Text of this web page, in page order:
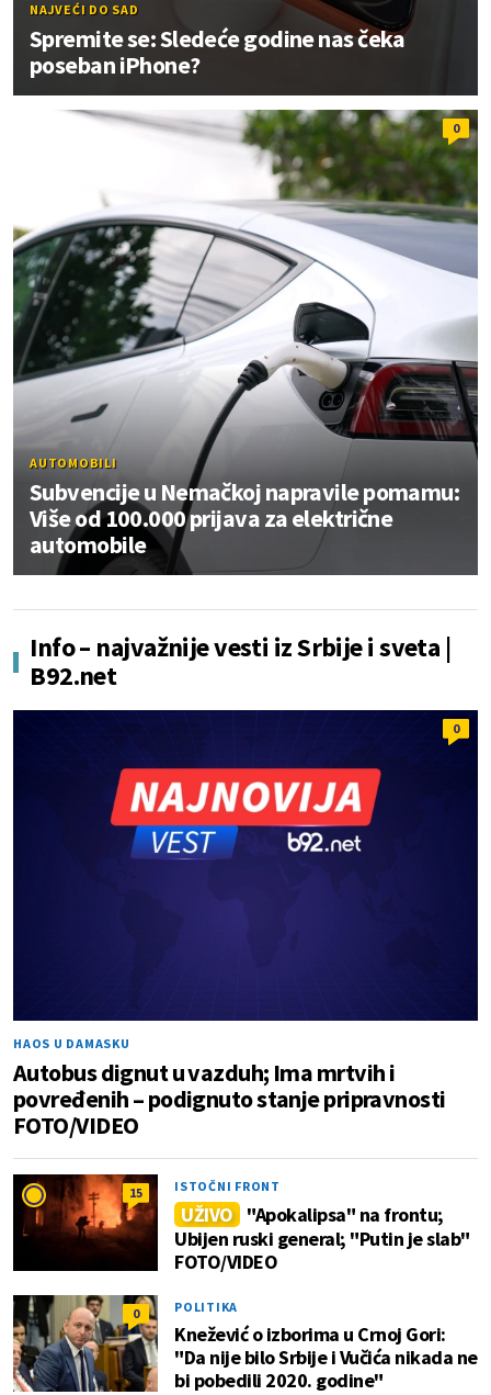
NAJVEĆI DO SAD
Spremite se: Sledeće godine nas čeka
poseban iPhone?
0
AUTOMOBILI
Subvencije u Nemačkoj napravile pomamu:
Više od 100.000 prijava za električne
automobile
Info – najvažnije vesti iz Srbije i sveta |
B92.net
0
HAOS U DAMASKU
Autobus dignut u vazduh; Ima mrtvih i
povređenih – podignuto stanje pripravnosti
FOTO/VIDEO
15 ISTOČNI FRONT
UŽIVO "Apokalipsa" na frontu;
Ubijen ruski general; "Putin je slab"
FOTO/VIDEO
0 POLITIKA
Knežević o izborima u Crnoj Gori:
"Da nije bilo Srbije i Vučića nikada ne
bi pobedili 2020. godine"